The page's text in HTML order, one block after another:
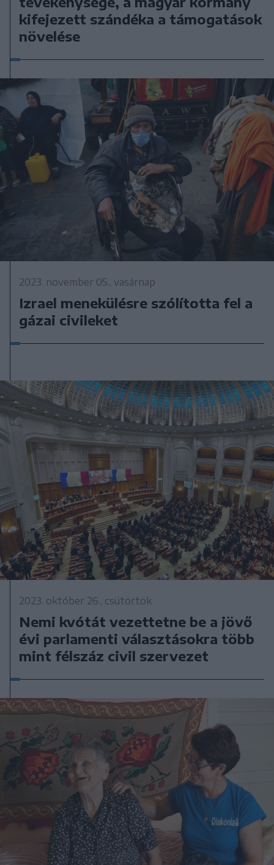
kifejezett szándéka a támogatások
növelése
2023. november 05., vasárnap
Izrael menekülésre szólította fel a
gázai civileket
2023. október 26., csütörtök
Nemi kvótát vezettetne be a jövő
évi parlamenti választásokra több
mint félszáz civil szervezet